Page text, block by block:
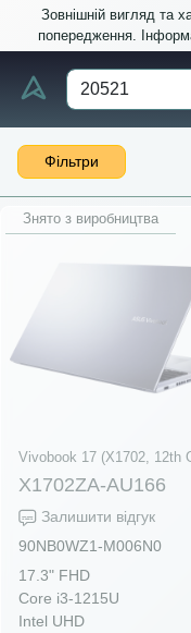
Зовнішній вигляд та
попередження.
Фільтри
Знято з виробництва
X1702ZA-AU166
Залишити відгук
90NB0WZ1-M006N0
17.3" FHD
Core i3-1215U
Intel UHD